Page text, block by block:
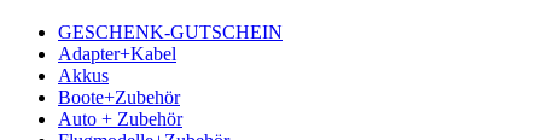
GESCHENK-GUTSCHEIN
Adapter+Kabel
Akkus
Boote+Zubehör
Auto + Zubehör